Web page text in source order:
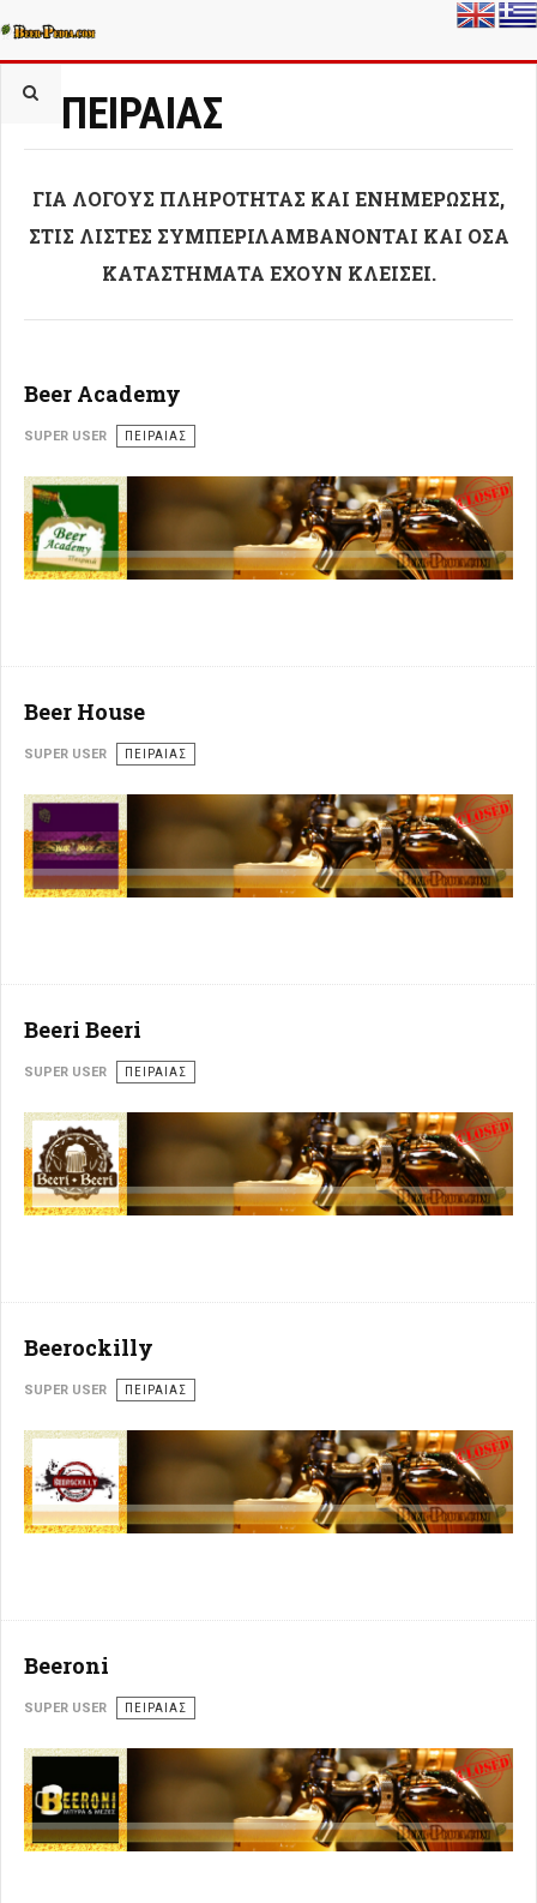
ΠΕΙΡΑΙΑΣ
ΓΙΑ ΛΟΓΟΥΣ ΠΛΗΡΟΤΗΤΑΣ ΚΑΙ ΕΝΗΜΕΡΩΣΗΣ,
ΣΤΙΣ ΛΙΣΤΕΣ ΣΥΜΠΕΡΙΛΑΜΒΑΝΟΝΤΑΙ ΚΑΙ ΟΣΑ
ΚΑΤΑΣΤΗΜΑΤΑ ΕΧΟΥΝ ΚΛΕΙΣΕΙ.
Beer Academy
SUPER USER ΠΕΙΡΑΙΆΣ
Beer House
SUPER USER ΠΕΙΡΑΙΆΣ
Beeri Beeri
SUPER USER ΠΕΙΡΑΙΆΣ
Beerockilly
SUPER USER ΠΕΙΡΑΙΆΣ
Beeroni
SUPER USER ΠΕΙΡΑΙΆΣ